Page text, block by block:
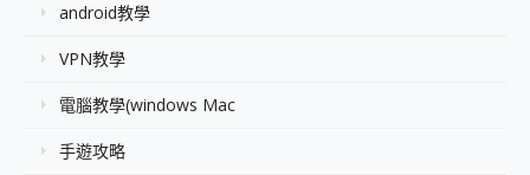
android教學
VPN教學
電腦教學(windows Mac
手遊攻略